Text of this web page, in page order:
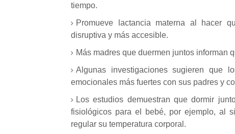
tiempo.
Promueve
lactancia materna al hacer
disruptiva y más accesible.
Más madres que duermen juntos informan
Algunas investigaciones sugieren que
emocionales más fuertes con sus padres y
Los estudios demuestran que dormir
fisiológicos para el bebé, por ejemplo, al
regular su temperatura corporal.